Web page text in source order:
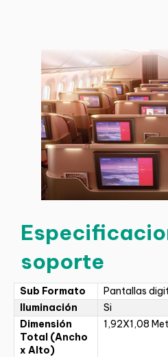
soporte
Sub Formato
Pantallas
Iluminación
Si
Dimensión
Total (Ancho
x Alto)
1,92X1,08